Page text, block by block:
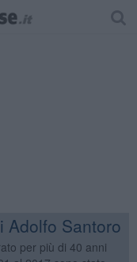
Adolfo Santoro
per più di 40 anni